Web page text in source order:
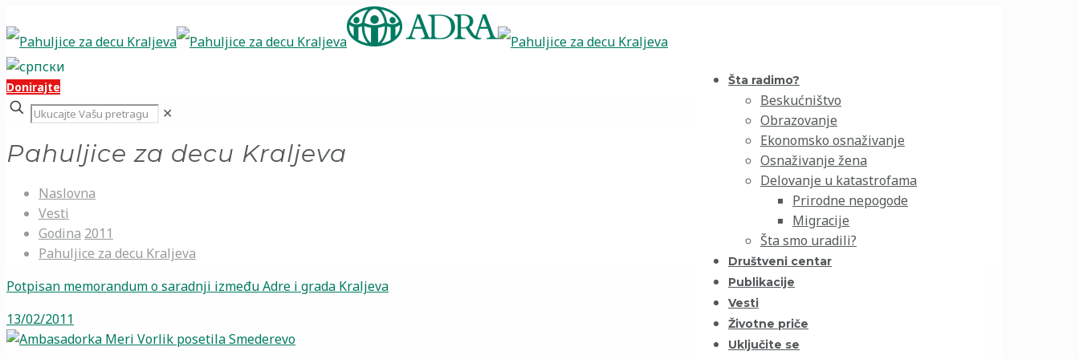
Šta radimo?
Beskućništvo
Obrazovanje
Ekonomsko osnaživanje
Osnaživanje žena
Delovanje u katastrofama
Prirodne nepogode
Migracije
Šta smo uradili?
Društveni centar
Publikacije
Vesti
Životne priče
Uključite se
Donirajte
✕
Pahuljice za decu Kraljeva
Naslovna
Vesti
Godina 2011
Pahuljice za decu Kraljeva
Potpisan memorandum o saradnji između Adre i grada Kraljeva
13/02/2011